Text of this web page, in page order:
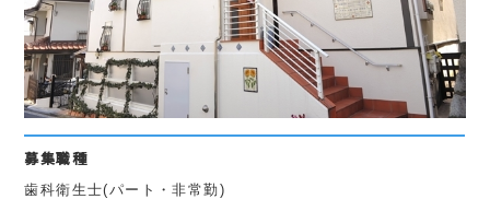
募集職種
歯科衛生士(パート・非常勤)